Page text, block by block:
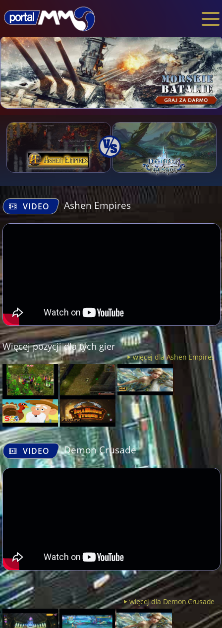
VIDEO Ashen Empires
Więcej pozycji dla tych gier
więcej dla Ashen Empires
VIDEO Demon Crusade
więcej dla Demon Crusade